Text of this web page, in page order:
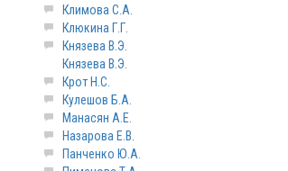
Климова С.А.
Клюкина Г.Г.
Князева В.Э.
Князева В.Э.
Крот Н.С.
Кулешов Б.А.
Манасян А.Е.
Назарова Е.В.
Панченко Ю.А.